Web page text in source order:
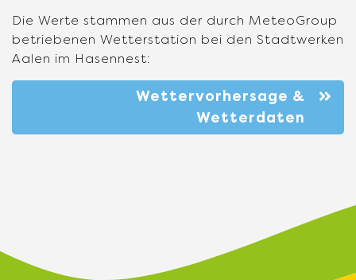
Die Werte stammen aus der durch MeteoGroup
betriebenen Wetterstation bei den Stadtwerken
Aalen im Hasennest:
Wettervorhersage &
Wetterdaten